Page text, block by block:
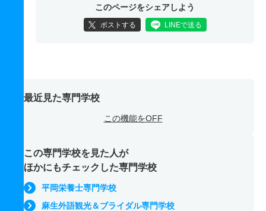
このページをシェアしよう
ポストする LINEで送る
最近見た専門学校
この機能をOFF
この専門学校を見た人が
ほかにもチェックした専門学校
平岡栄養士専門学校
麻生外語観光＆ブライダル専門学校